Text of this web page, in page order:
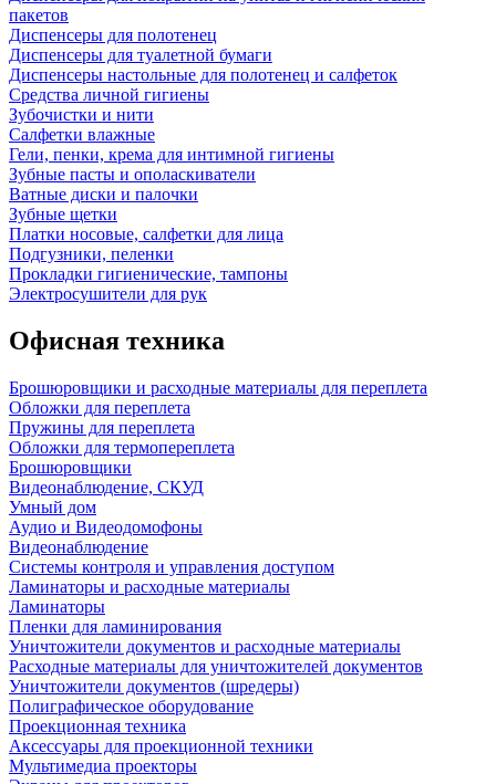
пакетов
Диспенсеры для полотенец
Диспенсеры для туалетной бумаги
Диспенсеры настольные для полотенец и салфеток
Средства личной гигиены
Зубочистки и нити
Салфетки влажные
Гели, пенки, крема для интимной гигиены
Зубные пасты и ополаскиватели
Ватные диски и палочки
Зубные щетки
Платки носовые, салфетки для лица
Подгузники, пеленки
Прокладки гигиенические, тампоны
Электросушители для рук
Офисная техника
Брошюровщики и расходные материалы для переплета
Обложки для переплета
Пружины для переплета
Обложки для термопереплета
Брошюровщики
Видеонаблюдение, СКУД
Умный дом
Аудио и Видеодомофоны
Видеонаблюдение
Системы контроля и управления доступом
Ламинаторы и расходные материалы
Ламинаторы
Пленки для ламинирования
Уничтожители документов и расходные материалы
Расходные материалы для уничтожителей документов
Уничтожители документов (шредеры)
Полиграфическое оборудование
Проекционная техника
Аксессуары для проекционной техники
Мультимедиа проекторы